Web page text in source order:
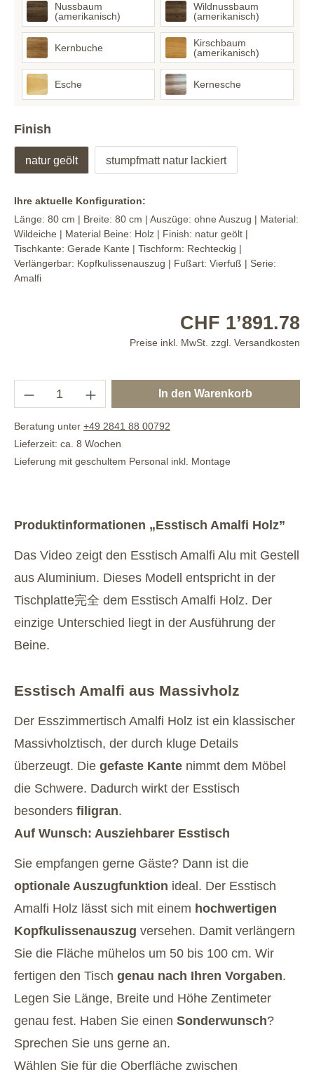
Nussbaum
(amerikanisch)
Wildnussbaum
(amerikanisch)
Kernbuche
Kirschbaum
(amerikanisch)
Esche Kernesche
Finish
natur geölt stumpfmatt natur lackiert
Ihre aktuelle Konfiguration:
Länge: 80 cm | Breite: 80 cm | Auszüge: ohne Auszug | Material:
Wildeiche | Material Beine: Holz | Finish: natur geölt |
Tischkante: Gerade Kante | Tischform: Rechteckig |
Verlängerbar: Kopfkulissenauszug | Fußart: Vierfuß | Serie:
Amalfi
CHF 1’891.78
Preise inkl. MwSt. zzgl. Versandkosten
In den Warenkorb
Beratung unter +49 2841 88 00792
Lieferzeit: ca. 8 Wochen
Lieferung mit geschultem Personal inkl. Montage
Produktinformationen „Esstisch Amalfi Holz”
Das Video zeigt den Esstisch Amalfi Alu mit Gestell
aus Aluminium. Dieses Modell entspricht in der
Tischplatte完全 dem Esstisch Amalfi Holz. Der
einzige Unterschied liegt in der Ausführung der
Beine.
Esstisch Amalfi aus Massivholz
Der Esszimmertisch Amalfi Holz ist ein klassischer
Massivholztisch, der durch kluge Details
überzeugt. Die gefaste Kante nimmt dem Möbel
die Schwere. Dadurch wirkt der Esstisch
besonders filigran.
Auf Wunsch: Ausziehbarer Esstisch
Sie empfangen gerne Gäste? Dann ist die
optionale Auszugfunktion ideal. Der Esstisch
Amalfi Holz lässt sich mit einem hochwertigen
Kopfkulissenauszug versehen. Damit verlängern
Sie die Fläche mühelos um 50 bis 100 cm. Wir
fertigen den Tisch genau nach Ihren Vorgaben.
Legen Sie Länge, Breite und Höhe Zentimeter
genau fest. Haben Sie einen Sonderwunsch?
Sprechen Sie uns gerne an.
Wählen Sie für die Oberfläche zwischen